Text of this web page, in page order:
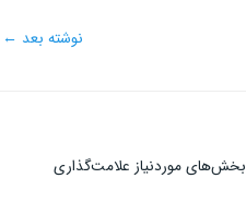
نوشته بعد ←
بخش‌های موردنیاز علامت‌گذاری